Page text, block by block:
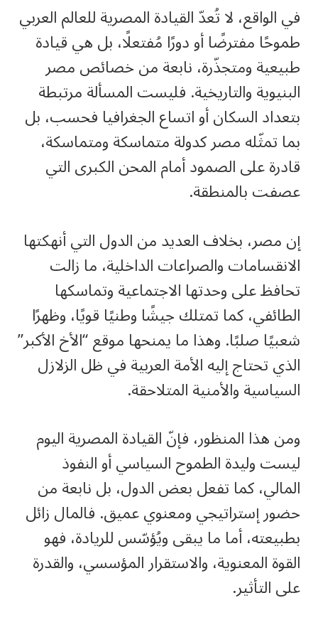
في الواقع، لا تُعدّ القيادة المصرية للعالم العربي
طموحًا مفترضًا أو دورًا مُفتعلًا، بل هي قيادة
طبيعية ومتجذّرة، نابعة من خصائص مصر
البنيوية والتاريخية. فليست المسألة مرتبطة
بتعداد السكان أو اتساع الجغرافيا فحسب، بل
بما تمثّله مصر كدولة متماسكة ومتماسكة،
قادرة على الصمود أمام المحن الكبرى التي
عصفت بالمنطقة.
إن مصر، بخلاف العديد من الدول التي أنهكتها
الانقسامات والصراعات الداخلية، ما زالت
تحافظ على وحدتها الاجتماعية وتماسكها
الطائفي، كما تمتلك جيشًا وطنيًا قويًا، وظهرًا
شعبيًا صلبًا. وهذا ما يمنحها موقع “الأخ الأكبر”
الذي تحتاج إليه الأمة العربية في ظل الزلازل
السياسية والأمنية المتلاحقة.
ومن هذا المنظور، فإنّ القيادة المصرية اليوم
ليست وليدة الطموح السياسي أو النفوذ
المالي، كما تفعل بعض الدول، بل نابعة من
حضور إستراتيجي ومعنوي عميق. فالمال زائل
بطبيعته، أما ما يبقى ويُؤسّس للريادة، فهو
القوة المعنوية، والاستقرار المؤسسي، والقدرة
على التأثير.